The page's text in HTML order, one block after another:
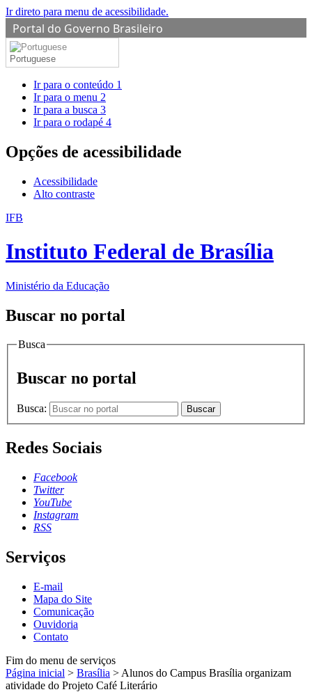
Ir direto para menu de acessibilidade.
Portal do Governo Brasileiro
Portuguese
Ir para o conteúdo 1
Ir para o menu 2
Ir para a busca 3
Ir para o rodapé 4
Opções de acessibilidade
Acessibilidade
Alto contraste
IFB
Instituto Federal de Brasília
Ministério da Educação
Buscar no portal
Busca
Buscar no portal
Busca: Buscar
Redes Sociais
Facebook
Twitter
YouTube
Instagram
RSS
Serviços
E-mail
Mapa do Site
Comunicação
Ouvidoria
Contato
Fim do menu de serviços
Página inicial > Brasília > Alunos do Campus Brasília organizam
atividade do Projeto Café Literário